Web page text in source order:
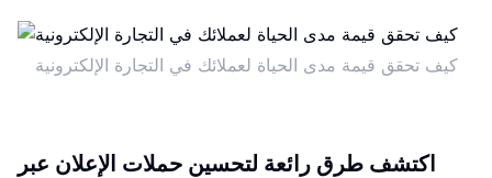
كيف تحقق قيمة مدى الحياة لعملائك في التجارة الإلكترونية
اكتشف طرق رائعة لتحسين حملات الإعلان عبر